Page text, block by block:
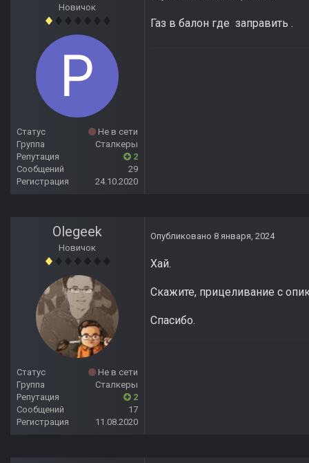
Новичок
Статус
Не в сети
Группа
Сталкеры
Репутация
2
Сообщений
29
Регистрация
24.10.2020
Газ в балон где заправить .
Olegeek
Новичок
Статус
Не в сети
Группа
Сталкеры
Репутация
2
Сообщений
17
Регистрация
11.08.2020
Опубликовано 8 января, 2024
Хай.
Скажите, прицеливание с
Спасибо.